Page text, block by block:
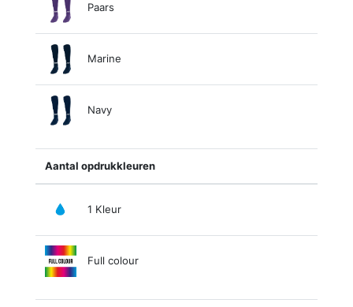
Paars
Marine
Navy
Aantal opdrukkleuren
1 Kleur
Full colour